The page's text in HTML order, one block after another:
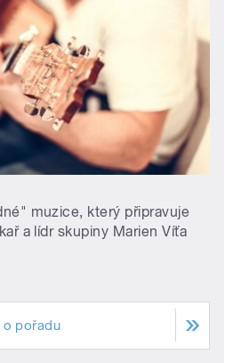
muzice, který připravuje
a lídr skupiny Marien Víťa
o pořadu